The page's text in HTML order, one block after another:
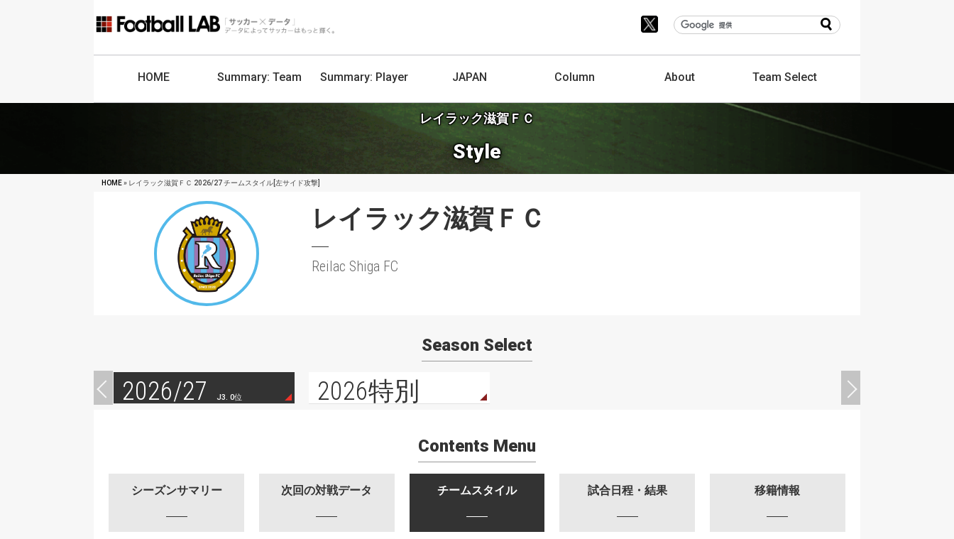
HOME Summary: Team Summary: Player JAPAN Column About TeamSelect
レイラック滋賀ＦＣ
Style
HOME» レイラック滋賀ＦＣ 2026/27 チームスタイル[左サイド攻撃]
レイラック滋賀ＦＣ
Reilac Shiga FC
Season Select
2026/27 J3. 0位 2026特別
Contents Menu
シーズンサマリー 次回の対戦データ チームスタイル 試合日程・結果 移籍情報